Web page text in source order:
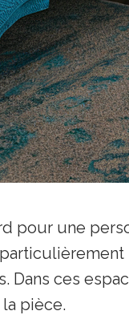
pour une
ces
pièce.